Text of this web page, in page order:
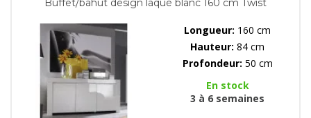
Longueur: 160 cm
Hauteur: 84 cm
Profondeur: 50 cm
En stock
3 à 6 semaines